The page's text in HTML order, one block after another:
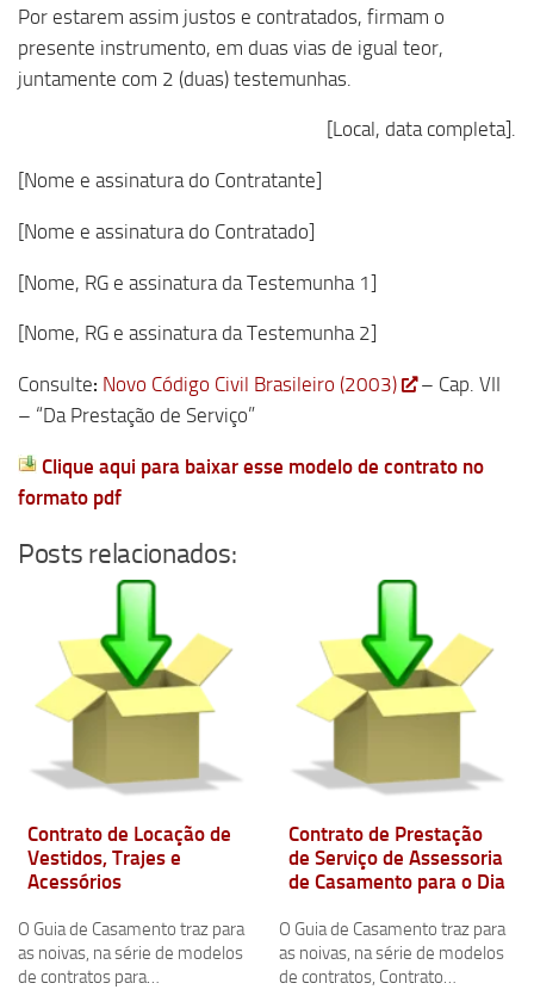
Por estarem assim justos e contratados, firmam o
presente instrumento, em duas vias de igual teor,
juntamente com 2 (duas) testemunhas.
[Local, data completa].
[Nome e assinatura do Contratante]
[Nome e assinatura do Contratado]
[Nome, RG e assinatura da Testemunha 1]
[Nome, RG e assinatura da Testemunha 2]
Consulte: Novo Código Civil Brasileiro (2003)
– Cap. VII
– “Da Prestação de Serviço”
Clique aqui para baixar esse modelo de contrato no
formato pdf
Posts relacionados:
Contrato de Locação de
Vestidos, Trajes e
Acessórios
O Guia de Casamento traz para
as noivas, na série de modelos
de contratos para…
Contrato de Prestação
de Serviço de Assessoria
de Casamento para o Dia
O Guia de Casamento traz para
as noivas, na série de modelos
de contratos, Contrato…